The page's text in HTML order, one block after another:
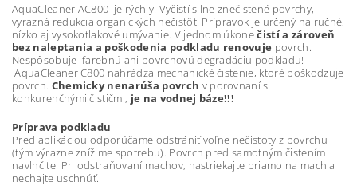
AquaCleaner AC800 je rýchly. Vyčistí silne znečistené povrchy,
vyrazná redukcia organických nečistôt. Prípravok je určený na ručné,
nízko aj vysokotlakové umývanie. V jednom úkonečistí a zároveň
bez naleptania a poškodenia podkladu renovuje povrch.
Nespôsobuje farebnú ani povrchovú degradáciu podkladu!
AquaCleaner C800 nahrádza mechanické čistenie, ktoré poškodzuje
povrch. Chemicky nenarúša povrch v porovnaní s
konkurenčnými čističmi, je na vodnej báze!!!
Príprava podkladu
Pred aplikáciou odporúčame odstrániť voľne nečistoty z povrchu
(tým výrazne znížime spotrebu). Povrch pred samotným čistením
navlhčite. Pri odstraňovaní machov, nastriekajte priamo na mach a
nechajte uschnúť.